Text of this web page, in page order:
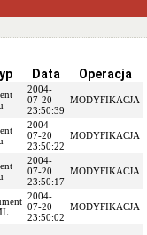
Data
Operacja
2004-
07-20
23:50:39
MODYFIKACJA
2004-
07-20
23:50:22
MODYFIKACJA
2004-
07-20
23:50:17
MODYFIKACJA
2004-
07-20
23:50:02
MODYFIKACJA